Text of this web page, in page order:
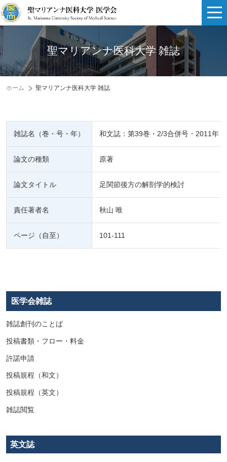
聖マリアンナ医科大学 雑誌
ホーム 聖マリアンナ医科大学 雑誌
雑誌名（巻・号・年） 和文誌：第39巻・2/3合併号・2011年
論文の種類 原著
論文タイトル 足関節後方の解剖学的検討
責任著者名 秋山 唯
ページ（自至） 101-111
医学会雑誌
雑誌創刊のことば
投稿書類・フロー・料金
許諾申請
投稿規程（和文）
投稿規程（英文）
雑誌閲覧
英文誌